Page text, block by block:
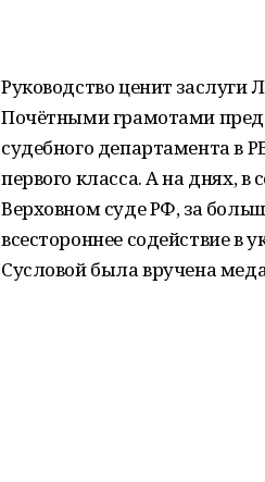
Руководство ценит
Почётными грамотами
судебного департамента в
первого класса. А на днях,
Верховном суде РФ, за
всестороннее содействие в
Сусловой была вручена